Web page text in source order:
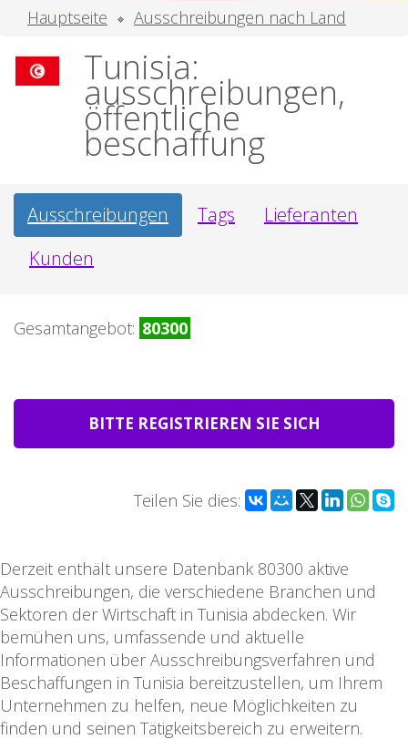
Hauptseite
Ausschreibungen nach Land
Tunisia:
ausschreibungen,
öffentliche
beschaffung
Ausschreibungen Tags
Lieferanten
Kunden
Gesamtangebot: 80300
BITTE REGISTRIEREN SIE SICH
Teilen Sie dies:
Derzeit enthält unsere Datenbank 80300 aktive
Ausschreibungen, die verschiedene Branchen und
Sektoren der Wirtschaft in Tunisia abdecken. Wir
bemühen uns, umfassende und aktuelle
Informationen über Ausschreibungsverfahren und
Beschaffungen in Tunisia bereitzustellen, um Ihrem
Unternehmen zu helfen, neue Möglichkeiten zu
finden und seinen Tätigkeitsbereich zu erweitern.